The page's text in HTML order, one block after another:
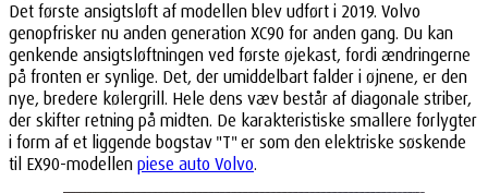
Det første ansigtsløft af modellen blev udført i 2019. Volvo
genopfrisker nu anden generation XC90 for anden gang. Du kan
genkende ansigtsløftningen ved første øjekast, fordi ændringerne
på fronten er synlige. Det, der umiddelbart falder i øjnene, er den
nye, bredere kølergrill. Hele dens væv består af diagonale striber,
der skifter retning på midten. De karakteristiske smallere forlygter
i form af et liggende bogstav "T" er som den elektriske søskende
til EX90-modellen piese auto Volvo.